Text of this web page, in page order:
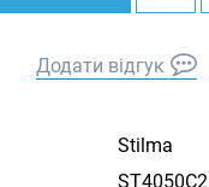
Додати відгук
Stilma
ST4050C2